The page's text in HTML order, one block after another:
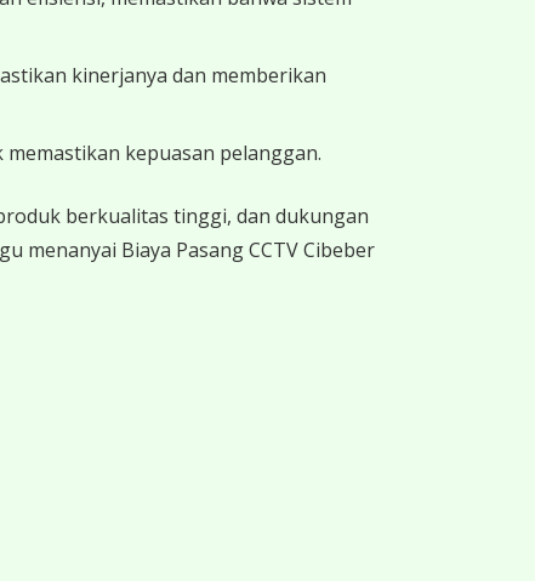
kinerjanya dan memberikan
kepuasan pelanggan.
berkualitas tinggi, dan dukungan
menanyai Biaya Pasang CCTV Cibeber